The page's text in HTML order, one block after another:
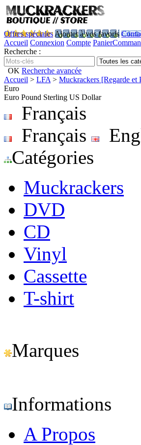
Offres spéciales Ajouter à vos favoris
Accueil Connexion Compte Panier
Recherche :
OK Recherche avancée
Accueil > LFA > Muckrackers [Regarde et
Euro
Euro Pound Sterling US Dollar
Français
Français
Catégories
Muckrackers
DVD
CD
Vinyl
Cassette
T-shirt
Marques
Informations
A Propos